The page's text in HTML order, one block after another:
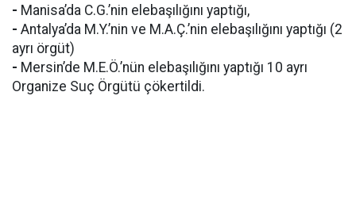
- Manisa’da C.G.’nin elebaşılığını yaptığı,
- Antalya’da M.Y.’nin ve M.A.Ç.’nin elebaşılığını yaptığı (2
ayrı örgüt)
- Mersin’de M.E.Ö.’nün elebaşılığını yaptığı 10 ayrı
Organize Suç Örgütü çökertildi.